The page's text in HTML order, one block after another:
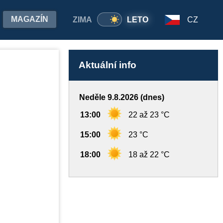
ZIMA LETO
MAGAZÍN CZ
Aktuální info
Neděle 9.8.2026 (dnes)
13:00 22 až 23 °C
15:00 23 °C
18:00 18 až 22 °C